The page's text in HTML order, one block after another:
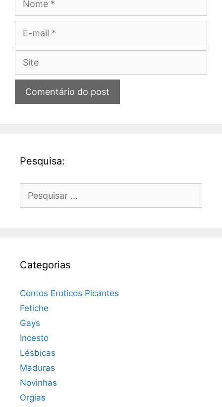
Site
Pesquisa:
por:
Categorias
Contos Eroticos Picantes
Fetiche
Gays
Incesto
Lésbicas
Maduras
Novinhas
Orgias